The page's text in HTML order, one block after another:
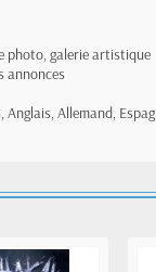
photo, galerie artistique
annonces
Anglais, Allemand,